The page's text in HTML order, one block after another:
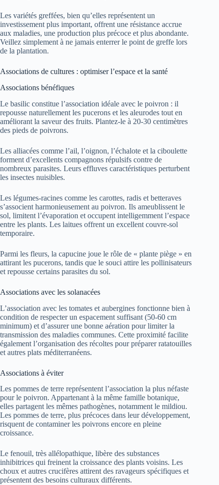
Les variétés greffées, bien qu’elles représentent un
investissement plus important, offrent une résistance accrue
aux maladies, une production plus précoce et plus abondante.
Veillez simplement à ne jamais enterrer le point de greffe lors
de la plantation.
Associations de cultures : optimiser l’espace et la santé
Associations bénéfiques
Le basilic constitue l’association idéale avec le poivron : il
repousse naturellement les pucerons et les aleurodes tout en
améliorant la saveur des fruits. Plantez-le à 20-30 centimètres
des pieds de poivrons.
Les alliacées comme l’ail, l’oignon, l’échalote et la ciboulette
forment d’excellents compagnons répulsifs contre de
nombreux parasites. Leurs effluves caractéristiques perturbent
les insectes nuisibles.
Les légumes-racines comme les carottes, radis et betteraves
s’associent harmonieusement au poivron. Ils ameublissent le
sol, limitent l’évaporation et occupent intelligemment l’espace
entre les plants. Les laitues offrent un excellent couvre-sol
temporaire.
Parmi les fleurs, la capucine joue le rôle de « plante piège » en
attirant les pucerons, tandis que le souci attire les pollinisateurs
et repousse certains parasites du sol.
Associations avec les solanacées
L’association avec les tomates et aubergines fonctionne bien à
condition de respecter un espacement suffisant (50-60 cm
minimum) et d’assurer une bonne aération pour limiter la
transmission des maladies communes. Cette proximité facilite
également l’organisation des récoltes pour préparer ratatouilles
et autres plats méditerranéens.
Associations à éviter
Les pommes de terre représentent l’association la plus néfaste
pour le poivron. Appartenant à la même famille botanique,
elles partagent les mêmes pathogènes, notamment le mildiou.
Les pommes de terre, plus précoces dans leur développement,
risquent de contaminer les poivrons encore en pleine
croissance.
Le fenouil, très allélopathique, libère des substances
inhibitrices qui freinent la croissance des plants voisins. Les
choux et autres crucifères attirent des ravageurs spécifiques et
présentent des besoins culturaux différents.